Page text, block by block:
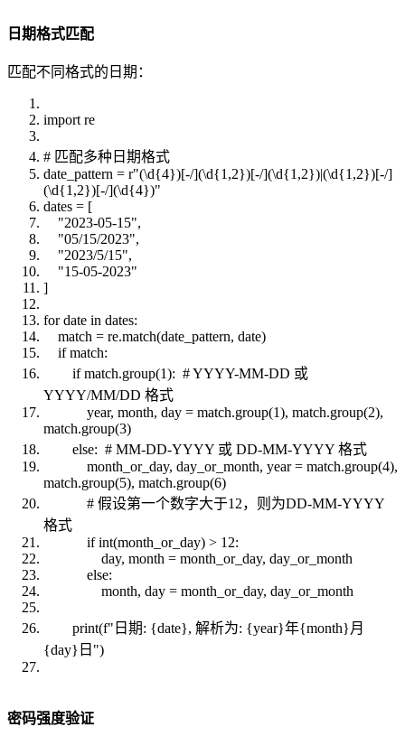
日期格式匹配
匹配不同格式的日期：
import re
# 匹配多种日期格式
date_pattern = r"(\d{4})[-/](\d{1,2})[-/](\d{1,2})|(\d{1,2})[-/]
(\d{1,2})[-/](\d{4})"
dates = [
"2023-05-15",
"05/15/2023",
"2023/5/15",
"15-05-2023"
]
for date in dates:
match = re.match(date_pattern, date)
if match:
if match.group(1): # YYYY-MM-DD 或
YYYY/MM/DD 格式
year, month, day = match.group(1), match.group(2),
match.group(3)
else: # MM-DD-YYYY 或 DD-MM-YYYY 格式
month_or_day, day_or_month, year = match.group(4),
match.group(5), match.group(6)
# 假设第一个数字大于12，则为DD-MM-YYYY
格式
if int(month_or_day) > 12:
day, month = month_or_day, day_or_month
else:
month, day = month_or_day, day_or_month
print(f"日期: {date}, 解析为: {year}年{month}月
{day}日")
密码强度验证